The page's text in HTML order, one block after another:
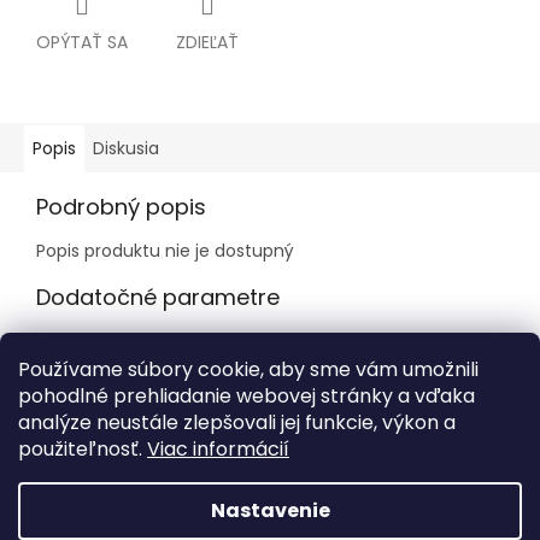
Používame súbory cookie, aby sme vám umožnili
pohodlné prehliadanie webovej stránky a vďaka
analýze neustále zlepšovali jej funkcie, výkon a
použiteľnosť. Viac informácií
Nastavenie
OPÝTAŤ SA ZDIEĽAŤ
Popis Diskusia
Podrobný popis
Popis produktu nie je dostupný
Dodatočné parametre
Vek:
6 +
Počet kociek: 0
Vytvoril Shoptet